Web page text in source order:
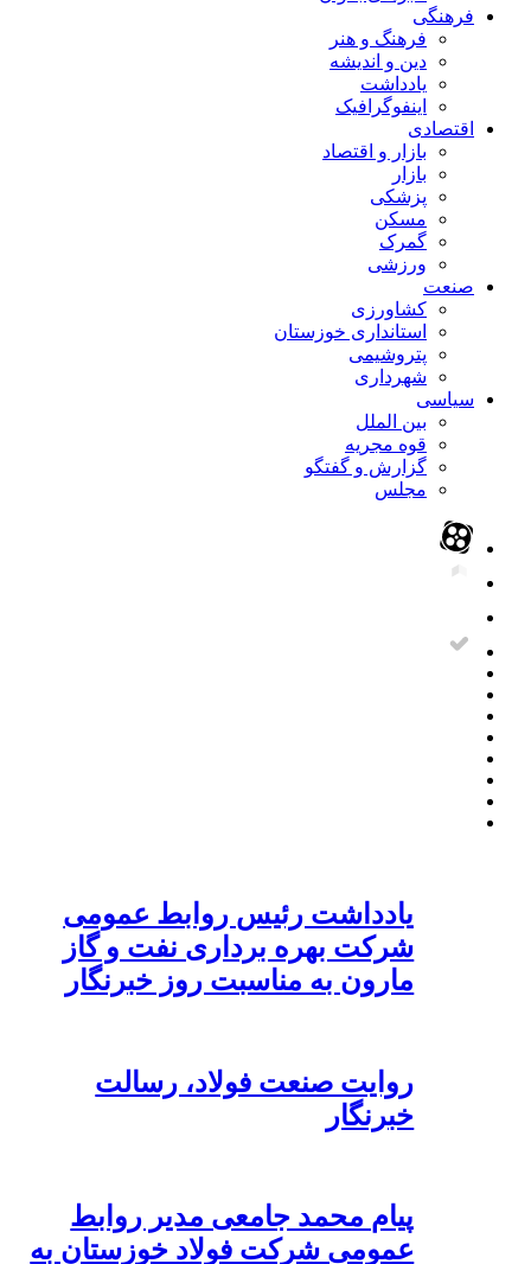
فرهنگی
فرهنگ و هنر
دین و اندیشه
یادداشت
اینفوگرافیک
اقتصادی
بازار و اقتصاد
بازار
پزشکی
مسکن
گمرک
ورزشی
صنعت
کشاورزی
استانداری خوزستان
پتروشیمی
شهرداری
سیاسی
بین الملل
قوه مجریه
گزارش و گفتگو
مجلس
یادداشت رئیس روابط عمومی
شرکت بهره برداری نفت و گاز
مارون به مناسبت روز خبرنگار
روایت صنعت فولاد،‌ رسالت
خبرنگار
پیام محمد جامعی مدیر روابط
عمومی شرکت فولاد خوزستان به